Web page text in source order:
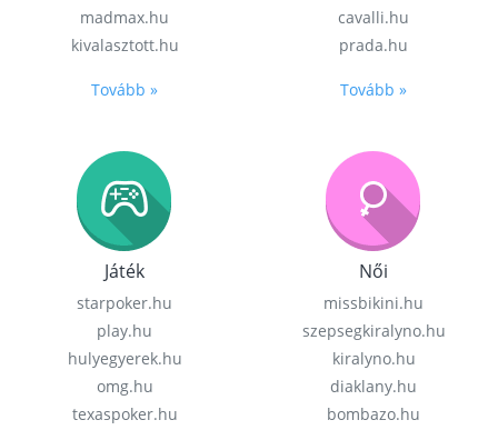
madmax.hu
kivalasztott.hu
Tovább »
cavalli.hu
prada.hu
Tovább »
Játék
starpoker.hu
play.hu
hulyegyerek.hu
omg.hu
texaspoker.hu
Női
missbikini.hu
szepsegkiralyno.hu
kiralyno.hu
diaklany.hu
bombazo.hu